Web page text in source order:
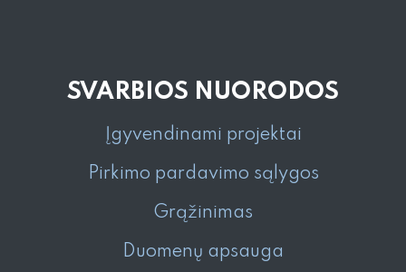
SVARBIOS NUORODOS
Įgyvendinami projektai
Pirkimo pardavimo sąlygos
Grąžinimas
Duomenų apsauga